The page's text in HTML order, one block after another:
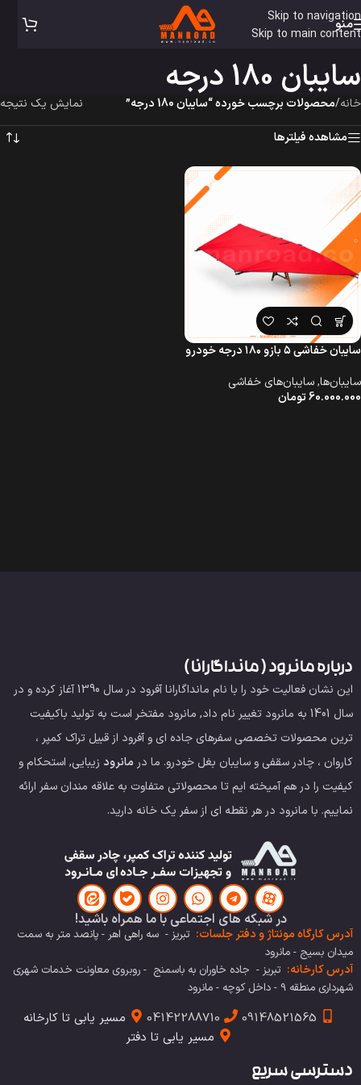
Skip to navigation
Skip to main content
منو
سایبان 180 درجه
خانه/محصولات برچسب خورده “سایبان 180 درجه”
نمایش یک نتیجه
مشاهده فیلترها
سایبان خفاشی ۵ بازو ۱۸۰ درجه خودرو
سایبان‌ها,سایبان‌های خفاشی
60.000.000تومان
درباره مانرود ( مانداگارانا )
این نشان فعالیت خود را با نام مانداگارانا آفرود در سال 1390 آغاز کرده و در
سال 1401 به مانرود تغییر نام داد, مانرود مفتخر است به تولید باکیفیت
ترین محصولات تخصصی سفرهای جاده ای و آفرود از قبیل تراک کمپر ،
کاروان ، چادر سقفی و سایبان بغل خودرو. ما در مانرود زیبایی, استحکام و
کیفیت را در هم آمیخته ایم تا محصولاتی متفاوت به علاقه مندان سفر ارائه
نماییم. با مانرود در هر نقطه ای از سفر یک خانه دارید.
در شبکه های اجتماعی با ما همراه باشید!
آدرس کارگاه مونتاژ و دفتر جلسات: تبریز - سه راهی اهر - پانصد متر به سمت
میدان بسیج - مانرود
آدرس کارخانه: تبریز - جاده خاوران به باسمنج - روبروی معاونت خدمات شهری
شهرداری منطقه 9 - داخل کوچه - مانرود
09148521565
04142288710
مسیر یابی تا کارخانه
مسیر یابی تا دفتر
دسترسی سریع